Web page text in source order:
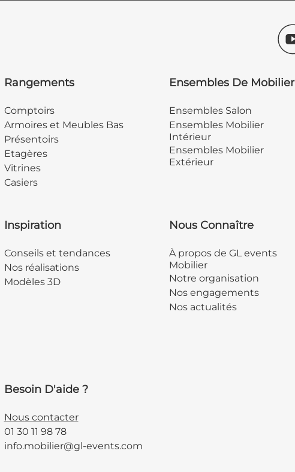
Rangements
Comptoirs
Armoires et Meubles Bas
Présentoirs
Etagères
Vitrines
Casiers
Ensembles De Mobilier
Ensembles Salon
Ensembles Mobilier
Intérieur
Ensembles Mobilier
Extérieur
Inspiration
Conseils et tendances
Nos réalisations
Modèles 3D
Nous Connaître
À propos de GL events
Mobilier
Notre organisation
Nos engagements
Nos actualités
Besoin D'aide ?
Nous contacter
01 30 11 98 78
info.mobilier@gl-events.com